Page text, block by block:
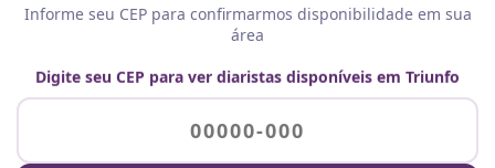
Informe seu CEP para confirmarmos disponibilidade em sua
área
Digite seu CEP para ver diaristas disponíveis em Triunfo